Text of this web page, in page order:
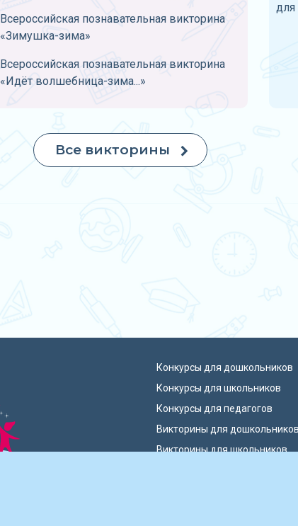
Всероссийская познавательная викторина
«Зимушка-зима»
Всероссийская познавательная викторина
«Идёт волшебница-зима...»
для
Все викторины
Конкурсы для дошкольников
Конкурсы для школьников
Конкурсы для педагогов
Викторины для дошкольников
Викторины для школьников